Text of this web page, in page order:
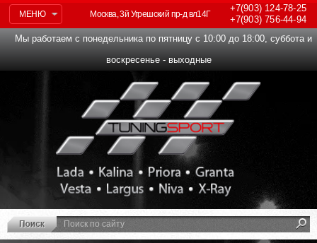
МЕНЮ
+7(903)124-78-25
+7(903)756-44-94
Москва, 3й Угрешский пр-д вл14Г
Мы работаем с понедельника по пятницу с 10:00 до 18:00, суббота и
воскресенье - выходные